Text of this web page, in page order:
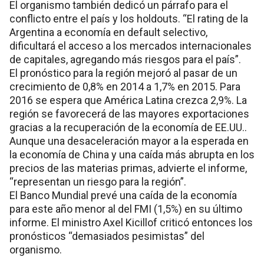
El organismo también dedicó un párrafo para el
conflicto entre el país y los holdouts. “El rating de la
Argentina a economía en default selectivo,
dificultará el acceso a los mercados internacionales
de capitales, agregando más riesgos para el país”.
El pronóstico para la región mejoró al pasar de un
crecimiento de 0,8% en 2014 a 1,7% en 2015. Para
2016 se espera que América Latina crezca 2,9%. La
región se favorecerá de las mayores exportaciones
gracias a la recuperación de la economía de EE.UU..
Aunque una desaceleración mayor a la esperada en
la economía de China y una caída más abrupta en los
precios de las materias primas, advierte el informe,
“representan un riesgo para la región”.
El Banco Mundial prevé una caída de la economía
para este año menor al del FMI (1,5%) en su último
informe. El ministro Axel Kicillof criticó entonces los
pronósticos “demasiados pesimistas” del
organismo.